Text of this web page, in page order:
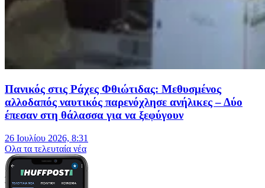
Πανικός στις Ράχες Φθιώτιδας: Μεθυσμένος
αλλοδαπός ναυτικός παρενόχλησε ανήλικες – Δύο
έπεσαν στη θάλασσα για να ξεφύγουν
26 Ιουλίου 2026, 8:31
Oλα τα τελευταία νέα